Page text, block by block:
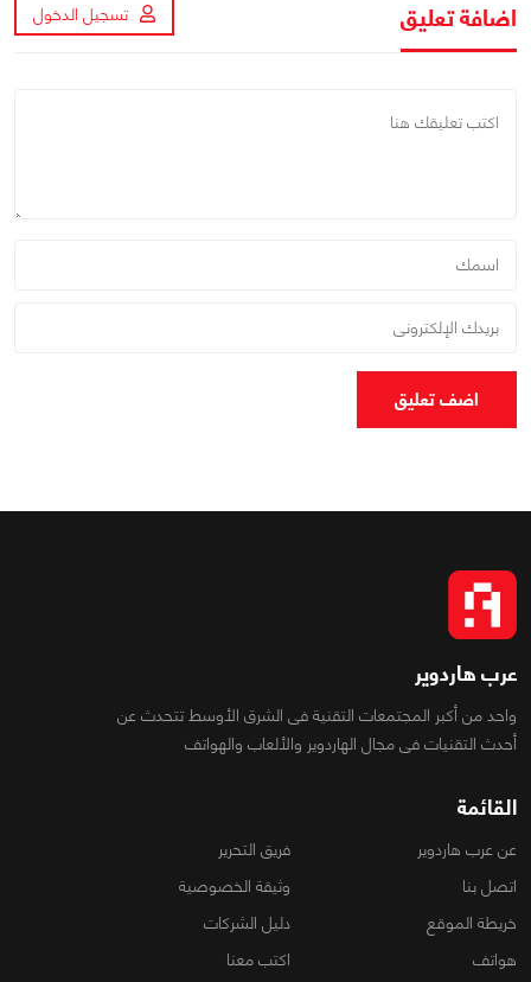
اضافة تعليق تسجيل الدخول
اضف تعليق
عرب هاردوير
واحد من أكبر المجتمعات التقنية فى الشرق الأوسط تتحدث عن
أحدث التقنيات فى مجال الهاردوير والألعاب والهواتف
القائمة
عن عرب هاردوير
فريق التحرير
اتصل بنا
وثيقة الخصوصية
خريطة الموقع
دليل الشركات
هواتف
اكتب معنا